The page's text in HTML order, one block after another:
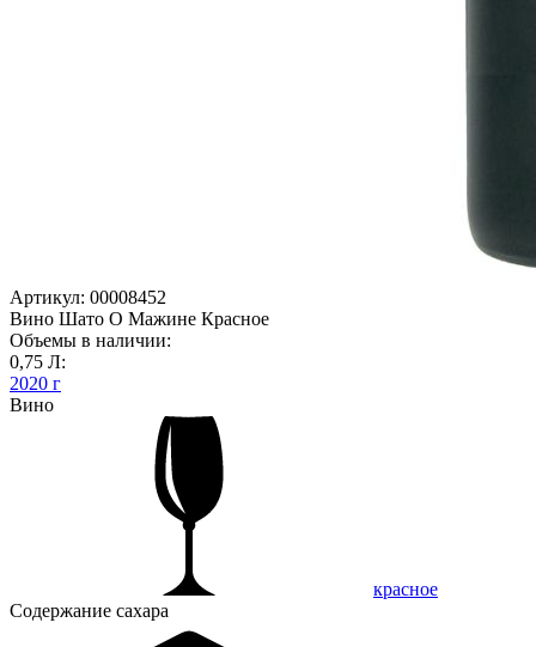
Артикул: 00008452
Вино Шато О Мажине Красное
Объемы в наличии:
0,75 Л:
2020 г
Вино
красное
Содержание сахара